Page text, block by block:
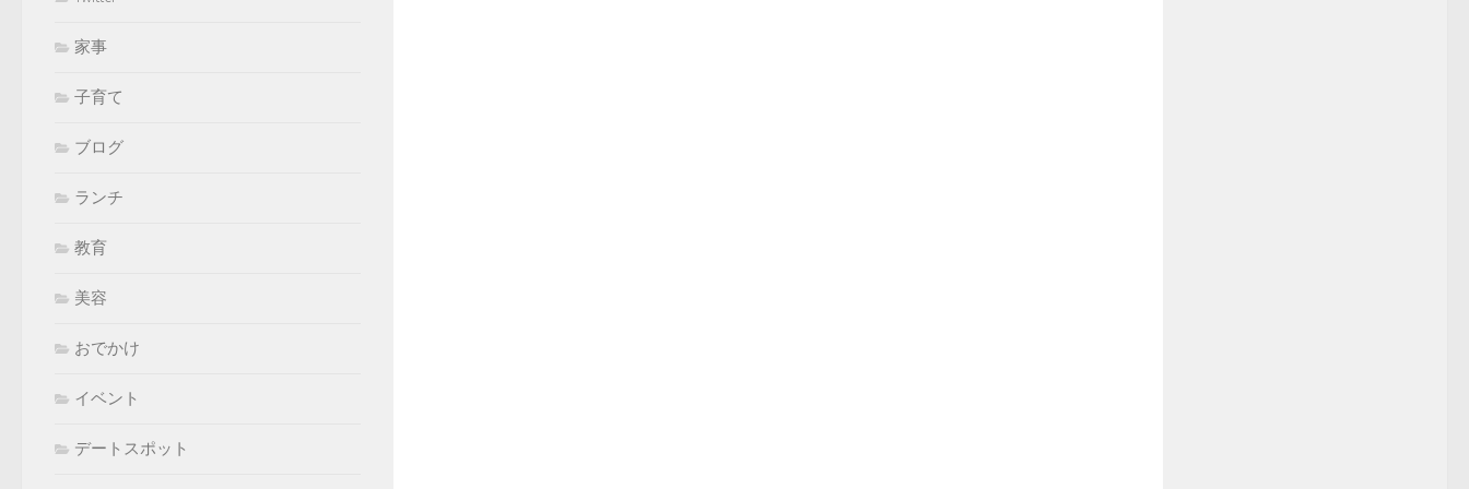
家事
子育て
ブログ
ランチ
教育
美容
おでかけ
イベント
デートスポット